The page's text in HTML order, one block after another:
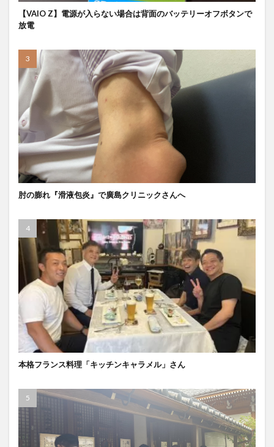
【VAIO Z】電源が入らない場合は背面のバッテリーオフボタンで
放電
肘の膨れ『滑液包炎』で廣島クリニックさんへ
本格フランス料理「キッチンキャラメル」さん